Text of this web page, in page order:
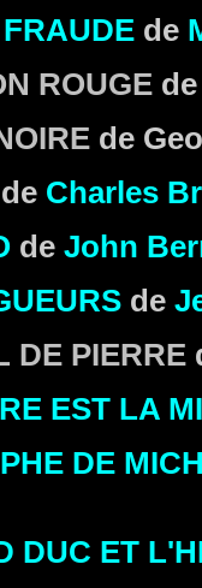
de
ROUGE
de
de Charles
de John
de
DE PIERRE
EST LA
DE
DUC ET